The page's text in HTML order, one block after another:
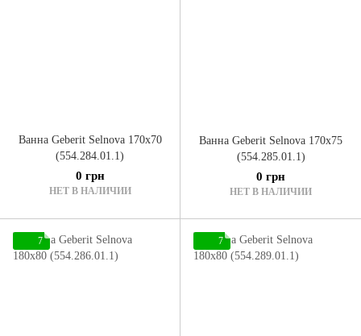
Ванна Geberit Selnova 170x70
(554.284.01.1)
0 грн
НЕТ В НАЛИЧИИ
Ванна Geberit Selnova 170x75
(554.285.01.1)
0 грн
НЕТ В НАЛИЧИИ
7 7